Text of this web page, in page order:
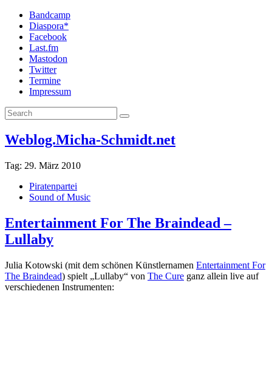
Bandcamp
Diaspora*
Facebook
Last.fm
Mastodon
Twitter
Termine
Impressum
Weblog.Micha-Schmidt.net
Tag: 29. März 2010
Piratenpartei
Sound of Music
Entertainment For The Braindead –
Lullaby
Julia Kotowski (mit dem schönen Künstlernamen Entertainment For
The Braindead) spielt „Lullaby“ von The Cure ganz allein live auf
verschiedenen Instrumenten: